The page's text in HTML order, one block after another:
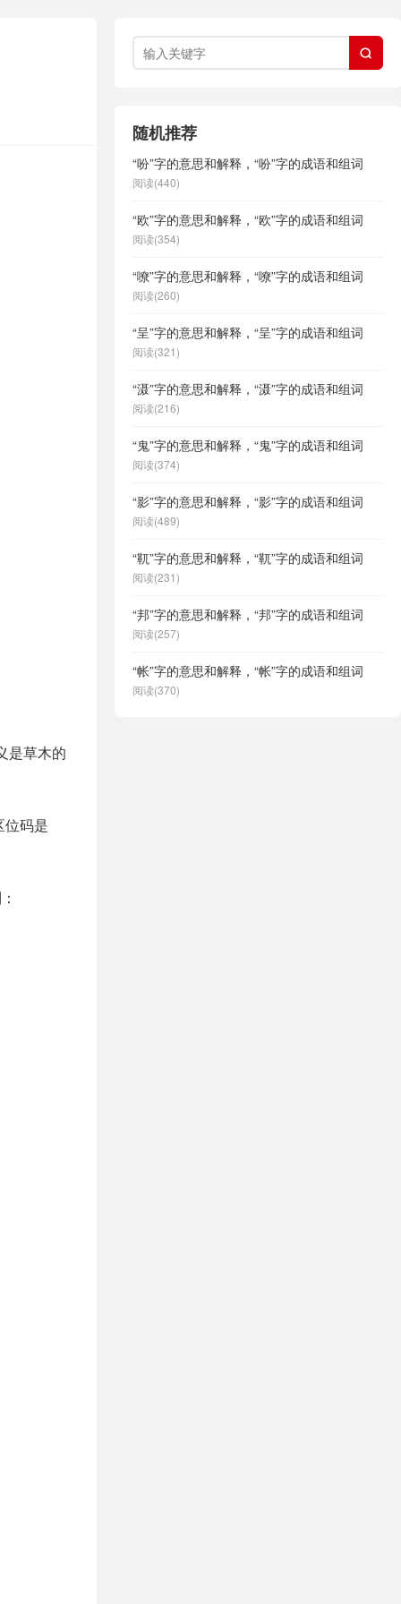
是草木的
位码是

随机推荐
“吩”字的意思和解释，“吩”字的成语和组词
阅读(440)
“欧”字的意思和解释，“欧”字的成语和组词
阅读(354)
“嘹”字的意思和解释，“嘹”字的成语和组词
阅读(260)
“呈”字的意思和解释，“呈”字的成语和组词
阅读(321)
“滠”字的意思和解释，“滠”字的成语和组词
阅读(216)
“鬼”字的意思和解释，“鬼”字的成语和组词
阅读(374)
“影”字的意思和解释，“影”字的成语和组词
阅读(489)
“靰”字的意思和解释，“靰”字的成语和组词
阅读(231)
“邦”字的意思和解释，“邦”字的成语和组词
阅读(257)
“帐”字的意思和解释，“帐”字的成语和组词
阅读(370)